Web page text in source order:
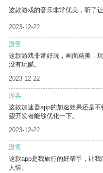
这款游戏的音乐非常优美，听了让
2023-12-22
游客
这款游戏非常好玩，画面精美，
没有玩腻。
2023-12-22
游客
这款加速器app的加速效果还是
望开发者能够优化一下。
2023-12-22
游客
这款app是我旅行的好帮手，让
人情。